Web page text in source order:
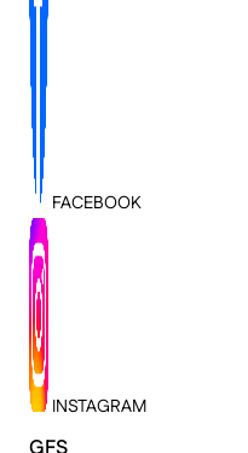
FACEBOOK
INSTAGRAM